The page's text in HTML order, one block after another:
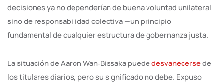
decisiones ya no dependerían de buena voluntad unilateral
sino de responsabilidad colectiva —un principio
fundamental de cualquier estructura de gobernanza justa.
La situación de Aaron Wan‑Bissaka puededesvanecersede
los titulares diarios, pero su significado no debe. Expuso